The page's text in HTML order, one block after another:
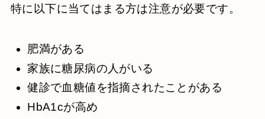
特に以下に当てはまる方は注意が必要です。
肥満がある
家族に糖尿病の人がいる
健診で血糖値を指摘されたことがある
HbA1cが高め